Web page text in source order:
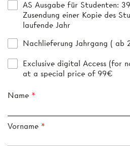
AS Ausgabe für Studenten:
Zusendung einer Kopie des
laufende Jahr
Nachlieferung Jahrgang ( ab
Exclusive digital Access (for
at a special price of 99€
Name
Vorname